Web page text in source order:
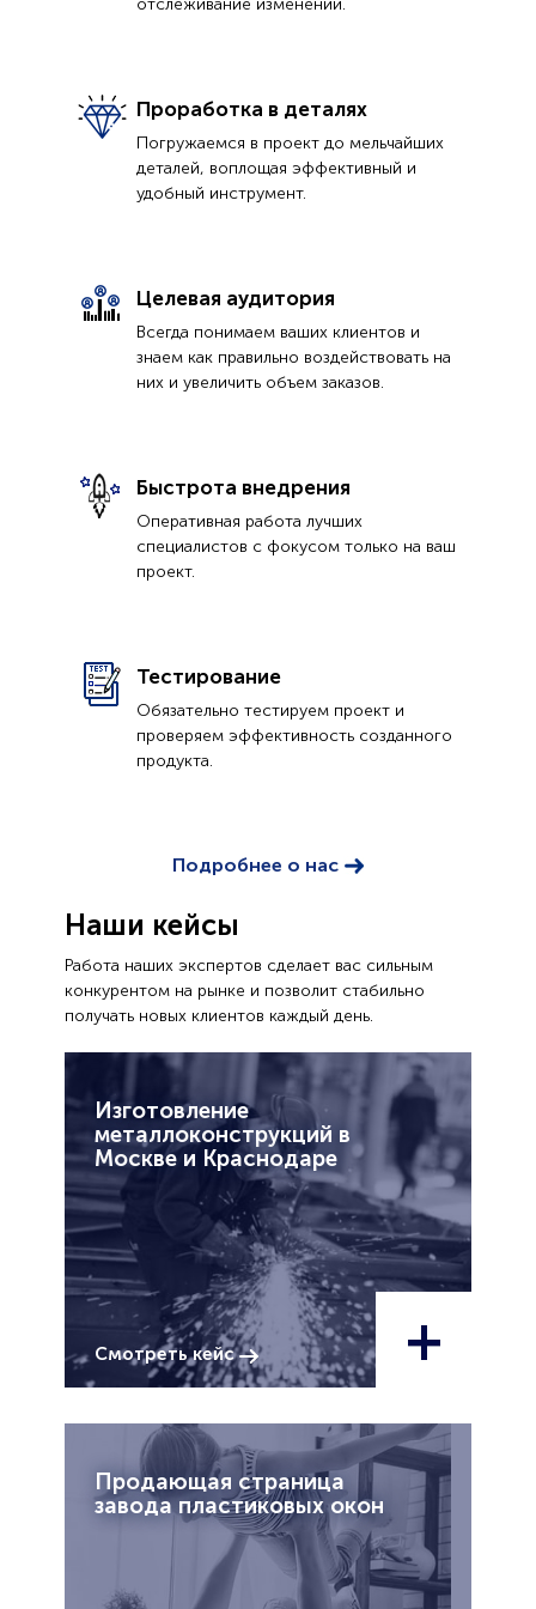
отслеживание изменений.
Проработка в деталях
Погружаемся в проект до мельчайших
деталей, воплощая эффективный и
удобный инструмент.
Целевая аудитория
Всегда понимаем ваших клиентов и
знаем как правильно воздействовать на
них и увеличить объем заказов.
Быстрота внедрения
Оперативная работа лучших
специалистов с фокусом только на ваш
проект.
Тестирование
Обязательно тестируем проект и
проверяем эффективность созданного
продукта.
Подробнее о нас
Наши кейсы
Работа наших экспертов сделает вас сильным
конкурентом на рынке и позволит стабильно
получать новых клиентов каждый день.
Изготовление
металлоконструкций в
Москве и Краснодаре
Смотреть кейс +
Продающая страница
завода пластиковых окон